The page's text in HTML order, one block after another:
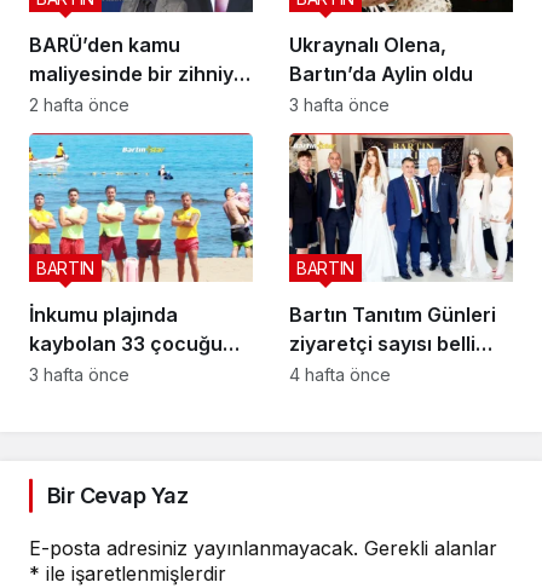
BARÜ’den kamu
maliyesinde bir zihniyet
devrimi; BİS-ALYS
2 hafta önce
Ukraynalı Olena,
Bartın’da Aylin oldu
3 hafta önce
İnkumu plajında
kaybolan 33 çocuğu
onlar buldu
BARTIN
3 hafta önce
Bartın Tanıtım Günleri
ziyaretçi sayısı belli
oldu
BARTIN
4 hafta önce
Bir Cevap Yaz
E-posta adresiniz yayınlanmayacak. Gerekli alanlar
* ile işaretlenmişlerdir